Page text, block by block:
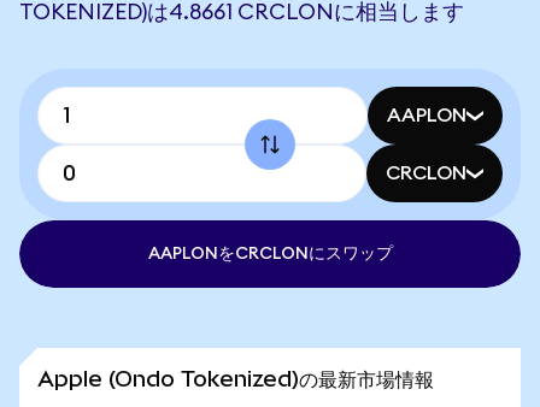
TOKENIZED)は4.8661 CRCLONに相当します
AAPLON
CRCLON
AAPLONをCRCLONにスワップ
Apple (Ondo Tokenized)の最新市場情報